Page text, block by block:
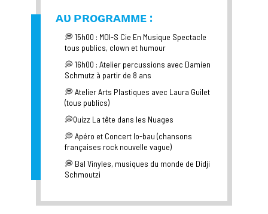
ᴀᴜ ᴘʀᴏɢʀᴀᴍᴍᴇ :
💭 15h00 : MOI-S Cie En Musique Spectacle
tous publics, clown et humour
💭 16h00 : Atelier percussions avec Damien
Schmutz à partir de 8 ans
💭 Atelier Arts Plastiques avec Laura Guilet
(tous publics)
💭Quizz La tête dans les Nuages
💭 Apéro et Concert lo-bau (chansons
françaises rock nouvelle vague)
💭 Bal Vinyles, musiques du monde de Didji
Schmoutzi